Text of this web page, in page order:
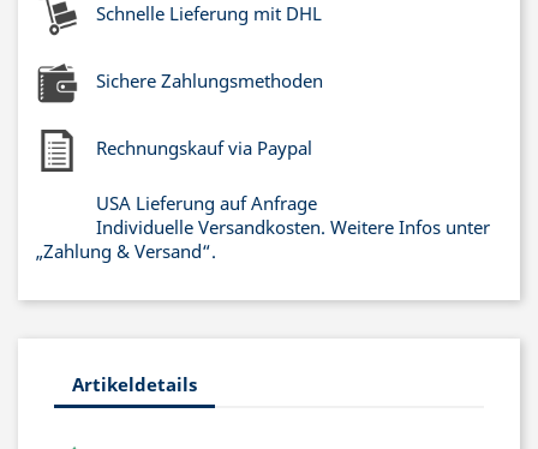
Schnelle Lieferung mit DHL
Sichere Zahlungsmethoden
Rechnungskauf via Paypal
USA Lieferung auf Anfrage
Individuelle Versandkosten. Weitere Infos unter
„Zahlung & Versand“.
Artikeldetails